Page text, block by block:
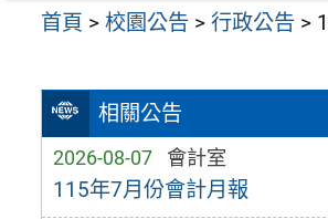
首頁 >校園公告 >行政公告 >
相關公告
2026-08-07 會計室
115年7月份會計月報